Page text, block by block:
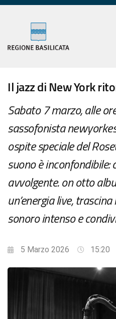
Il jazz di New York
Sabato 7 marzo, alle
sassofonista
ospite speciale del
suono è inconfondibile:
avvolgente. on otto
un’energia live,
sonoro intenso e
5 Marzo 2026 15:20